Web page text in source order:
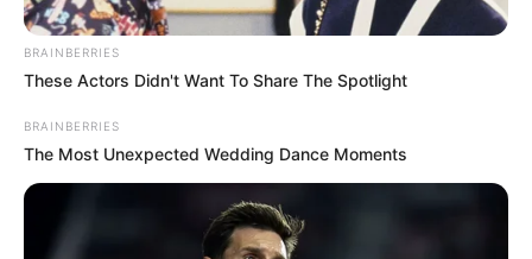
BRAINBERRIES
These Actors Didn't Want To Share The Spotlight
BRAINBERRIES
The Most Unexpected Wedding Dance Moments